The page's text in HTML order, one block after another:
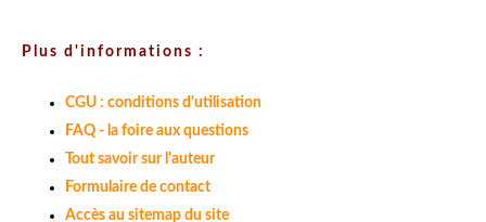
Plus d'informations :
CGU : conditions d'utilisation
FAQ - la foire aux questions
Tout savoir sur l'auteur
Formulaire de contact
Accès au sitemap du site